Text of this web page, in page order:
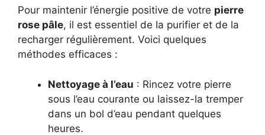
Pour maintenir l’énergie positive de votre pierre
rose pâle, il est essentiel de la purifier et de la
recharger régulièrement. Voici quelques
méthodes efficaces :
Nettoyage à l’eau : Rincez votre pierre
sous l’eau courante ou laissez-la tremper
dans un bol d’eau pendant quelques
heures.